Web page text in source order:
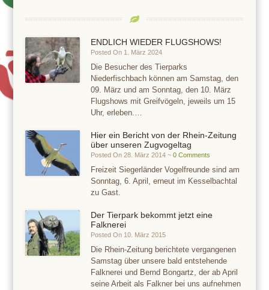
ENDLICH WIEDER FLUGSHOWS!
Posted On 1. März 2024
Die Besucher des Tierparks
Niederfischbach können am Samstag, den
09. März und am Sonntag, den 10. März
Flugshows mit Greifvögeln, jeweils um 15
Uhr, erleben.…
Hier ein Bericht von der Rhein-Zeitung
über unseren Zugvogeltag
Posted On 28. März 2014 ~0 Comments
Freizeit Siegerländer Vogelfreunde sind am
Sonntag, 6. April, erneut im Kesselbachtal
zu Gast.
Der Tierpark bekommt jetzt eine
Falknerei
Posted On 10. März 2015
Die Rhein-Zeitung berichtete vergangenen
Samstag über unsere bald entstehende
Falknerei und Bernd Bongartz, der ab April
seine Arbeit als Falkner bei uns aufnehmen